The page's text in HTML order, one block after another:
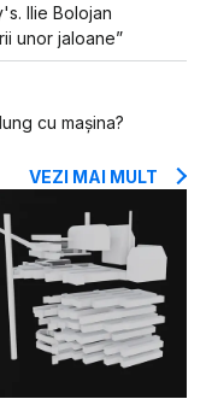
Ilie Bolojan
unor jaloane”
cu mașina?
VEZI MAI MULT